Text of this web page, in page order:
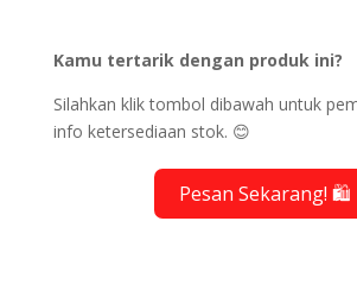
Kamu tertarik dengan produk ini?
Silahkan klik tombol dibawah untuk
info ketersediaan stok. 😊
Pesan Sekarang! 🛍️